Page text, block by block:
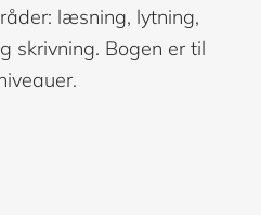
læsning, lytning,
skrivning. Bogen er til